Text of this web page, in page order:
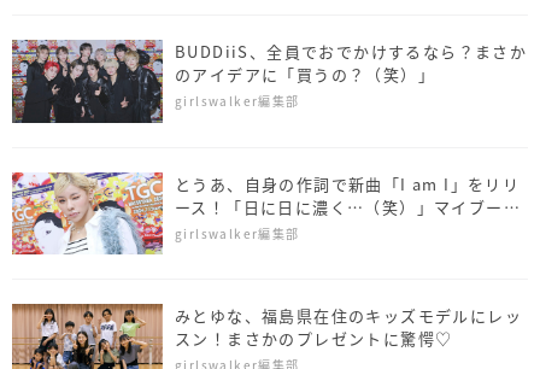
BUDDiiS、全員でおでかけするなら？まさか
のアイデアに「買うの？（笑）」
girlswalker編集部
とうあ、自身の作詞で新曲「I am I」をリリ
ース！「日に日に濃く…（笑）」マイブーム
についても明かす
girlswalker編集部
みとゆな、福島県在住のキッズモデルにレッ
スン！まさかのプレゼントに驚愕♡
girlswalker編集部